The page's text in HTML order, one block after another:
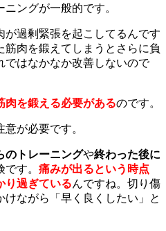
ングが一般的です。
が過剰緊張を起こしてるんです
肉を鍛えてしまうとさらに負
ではなかなか改善しないので
肉を鍛える必要があるのです。
が必要です。
のトレーニングや終わった後に
です。 痛みが出るという時点
り過ぎているんですね。切り傷
ながら「早く良くしたい」と